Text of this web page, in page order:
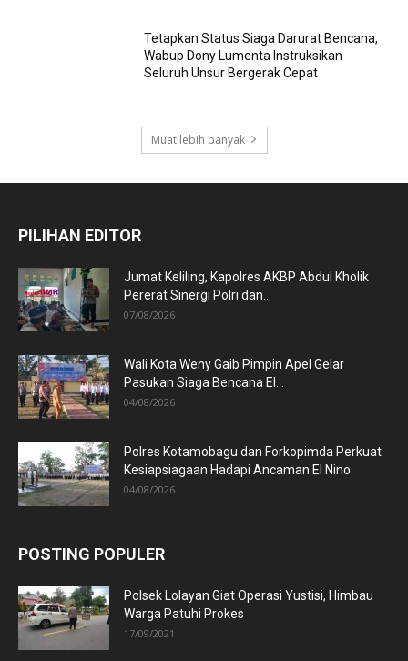
Tetapkan Status Siaga Darurat Bencana,
Wabup Dony Lumenta Instruksikan
Seluruh Unsur Bergerak Cepat
Muat lebih banyak
PILIHAN EDITOR
Jumat Keliling, Kapolres AKBP Abdul Kholik
Pererat Sinergi Polri dan...
07/08/2026
Wali Kota Weny Gaib Pimpin Apel Gelar
Pasukan Siaga Bencana El...
04/08/2026
Polres Kotamobagu dan Forkopimda Perkuat
Kesiapsiagaan Hadapi Ancaman El Nino
04/08/2026
POSTING POPULER
Polsek Lolayan Giat Operasi Yustisi, Himbau
Warga Patuhi Prokes
17/09/2021